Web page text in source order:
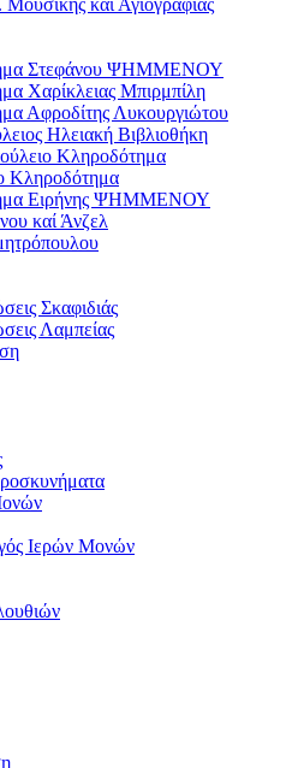
Στεφάνου ΨΗΜΜΕΝΟΥ
Χαρίκλειας Μπιρμπίλη
Αφροδίτης Λυκουργιώτου
Ηλειακή Βιβλιοθήκη
Κληροδότημα
Κληροδότημα
Ειρήνης ΨΗΜΜΕΝΟΥ
καί Άνζελ
Σκαφιδιάς
Λαμπείας
Ιερών Μονών